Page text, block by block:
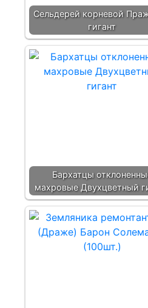
Сельдерей корневой
гигант
Бархатцы
махровые Двухцветный